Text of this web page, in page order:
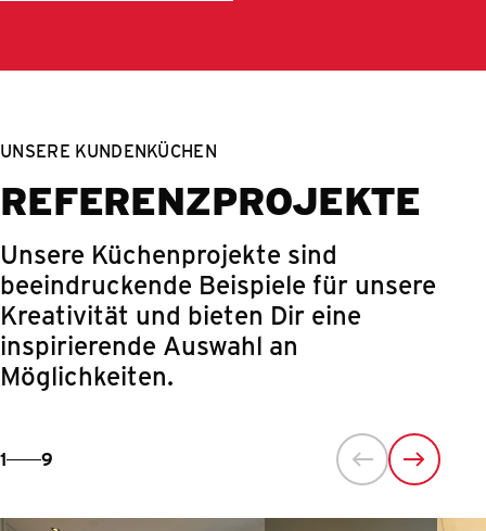
UNSERE KUNDENKÜCHEN
REFERENZPROJEKTE
Unsere Küchenprojekte sind
beeindruckende Beispiele für unsere
Kreativität und bieten Dir eine
inspirierende Auswahl an
Möglichkeiten.
1 9